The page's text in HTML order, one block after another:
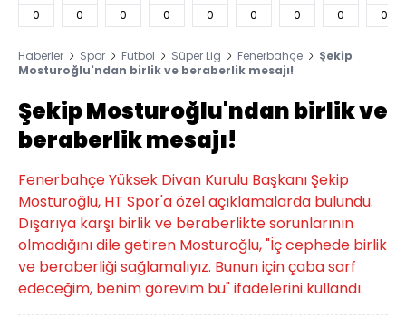
0 0 0 0 0 0 0 0 0
Haberler Spor Futbol Süper Lig Fenerbahçe
Şekip
Mosturoğlu'ndan birlik ve beraberlik mesajı!
Şekip Mosturoğlu'ndan birlik ve
beraberlik mesajı!
Fenerbahçe Yüksek Divan Kurulu Başkanı Şekip
Mosturoğlu, HT Spor'a özel açıklamalarda bulundu.
Dışarıya karşı birlik ve beraberlikte sorunlarının
olmadığını dile getiren Mosturoğlu, "İç cephede birlik
ve beraberliği sağlamalıyız. Bunun için çaba sarf
edeceğim, benim görevim bu" ifadelerini kullandı.